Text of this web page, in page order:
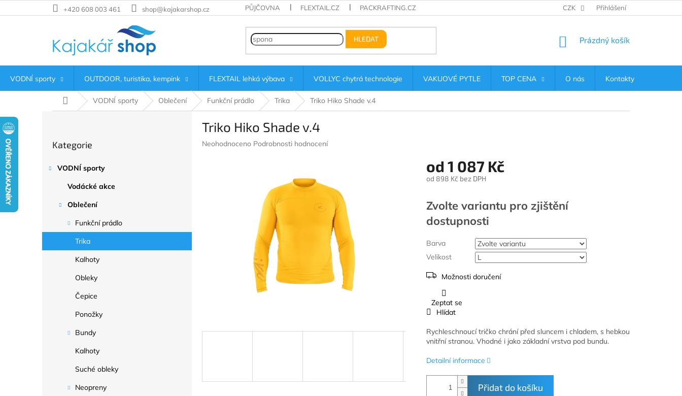
na
+420 608 003 461 shop@kajakarshop.cz PŮJČOVNA FLEXTAIL.CZ PACKRAFTING.CZ CZK Přihlášení
HLEDAT
NÁKUPNÍ
Prázdný košík
VODNÍ sporty OUTDOOR, turistika, kempink FLEXTAIL lehká výbava VOLLYC chytrá technologie VAKUOVÉ PYTLE TOP CENA O nás Kontakty
Domů VODNÍ sporty Oblečení Funkční prádlo Trika Triko Hiko Shade v.4
e
kategorie
Kategorie
VODNÍ sporty
Vodácké akce
Oblečení
Funkční prádlo
Trika
Kalhoty
Obleky
Čepice
Ponožky
Bundy
Kalhoty
Suché obleky
Neopreny
Triko Hiko Shade v.4
Průměrné
Neohodnoceno Podrobnosti hodnocení
od 1 087 Kč
od 898 Kčbez DPH
cena:
Zvolte variantu
Barva
Velikost
Možnosti doručení
Přidat do košíku
Rychleschnoucí tričko chrání před sluncem i chladem, s hebkou
vnitřní stranou. Vhodné i jako základní vrstva pod bundu.
Detailní informace
Zeptat se
Hlídat